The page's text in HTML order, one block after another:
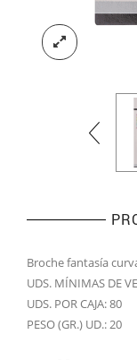
Broche fantasía
UDS. MÍNIMAS DE
UDS. POR CAJA: 80
PESO (GR.) UD.: 20